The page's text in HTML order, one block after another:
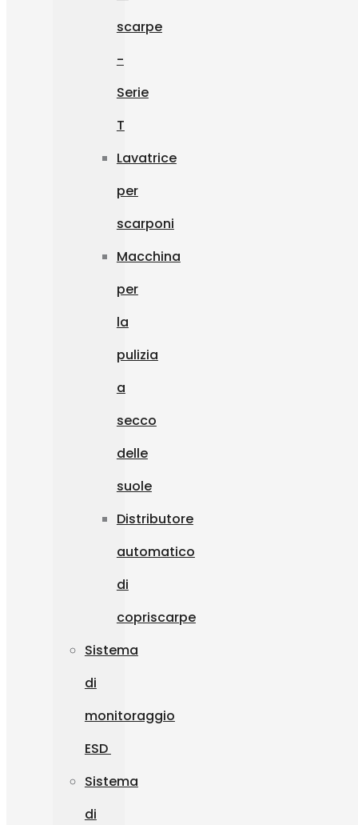
scarpe
-
Serie
T
Lavatrice
per
scarponi
Macchina
per
la
pulizia
a
secco
delle
suole
Distributore
automatico
di
copriscarpe
Sistema
di
monitoraggio
ESD
Sistema
di